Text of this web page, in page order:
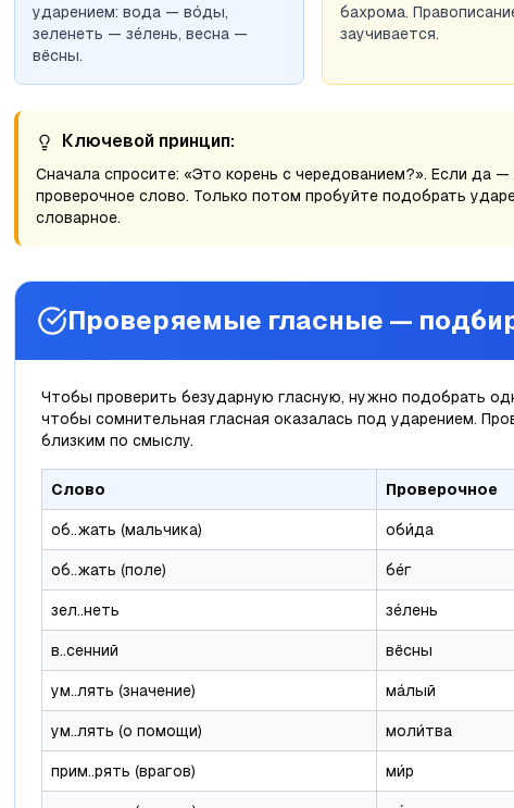
ударением: вода — во́ды,
зеленеть — зе́лень, весна —
вёсны.
бахрома.
заучивается.
Ключевой принцип:
Сначала спросите: «Это корень с чередованием?». Если да
проверочное слово. Только потом пробуйте подобрать
словарное.
Проверяемые гласные —
Чтобы проверить безударную гласную, нужно подобрать
чтобы сомнительная гласная оказалась под ударением.
близким по смыслу.
Слово Проверочное
об..жать (мальчика) оби́да
об..жать (поле) бе́г
зел..неть зе́лень
в..сенний вёсны
ум..лять (значение) ма́лый
ум..лять (о помощи) моли́тва
прим..рять (врагов) ми́р